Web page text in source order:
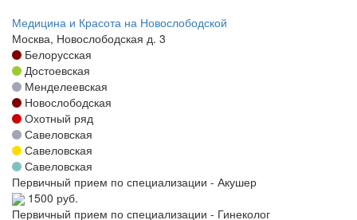
Медицина и Красота на Новослободской
Москва, Новослободская д. 3
Белорусская
Достоевская
Менделеевская
Новослободская
Охотный ряд
Савеловская
Савеловская
Савеловская
Первичный прием по специализации - Акушер
1500 руб.
Первичный прием по специализации - Гинеколог